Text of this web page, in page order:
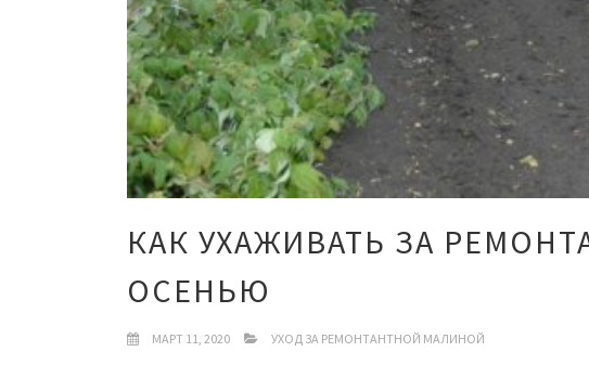
КАК УХАЖИВАТЬ ЗА
ОСЕНЬЮ
МАРТ 11, 2020 УХОД ЗА РЕМОНТАНТНОЙ МАЛИНОЙ